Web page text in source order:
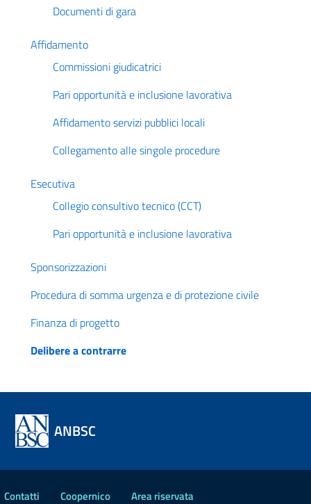
Documenti di gara
Affidamento
Commissioni giudicatrici
Pari opportunità e inclusione lavorativa
Affidamento servizi pubblici locali
Collegamento alle singole procedure
Esecutiva
Collegio consultivo tecnico (CCT)
Pari opportunità e inclusione lavorativa
Sponsorizzazioni
Procedura di somma urgenza e di protezione civile
Finanza di progetto
Delibere a contrarre
ANBSC
Contatti Coopernico Area riservata